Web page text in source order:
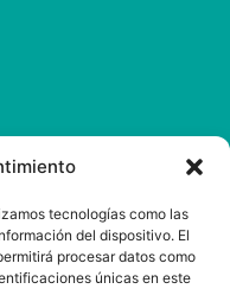
tecnologías como las
del dispositivo. El
procesar datos como
únicas en este
previa) 11130